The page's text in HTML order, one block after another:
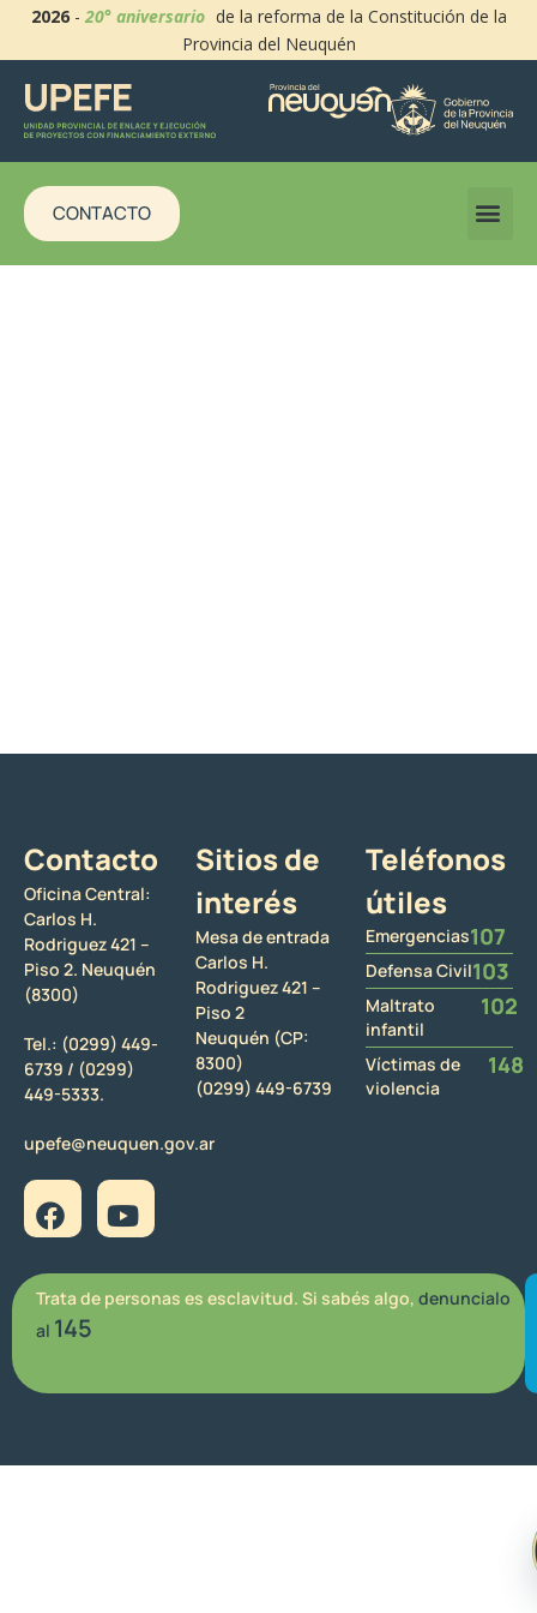
2026-20° aniversario de la reforma de la Constitución de la
Provincia del Neuquén
CONTACTO
Contacto
Oficina Central:
Carlos H.
Rodriguez 421 –
Piso 2. Neuquén
(8300)
Tel.: (0299) 449-
6739 / (0299)
449-5333.
upefe@neuquen.gov.ar
Sitios de
interés
Mesa de entrada
Carlos H.
Rodriguez 421 –
Piso 2
Neuquén (CP:
8300)
(0299) 449-6739
Teléfonos
útiles
Emergencias107
Defensa Civil103
Maltrato
infantil
102
Víctimas de
violencia
148
Trata de personas es esclavitud. Si sabés algo, denuncialo
al 145